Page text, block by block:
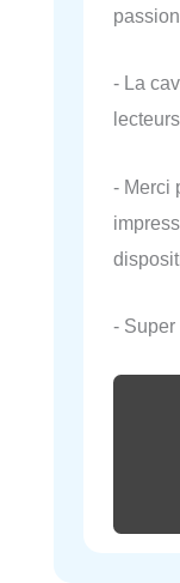
- La
- Merci
-